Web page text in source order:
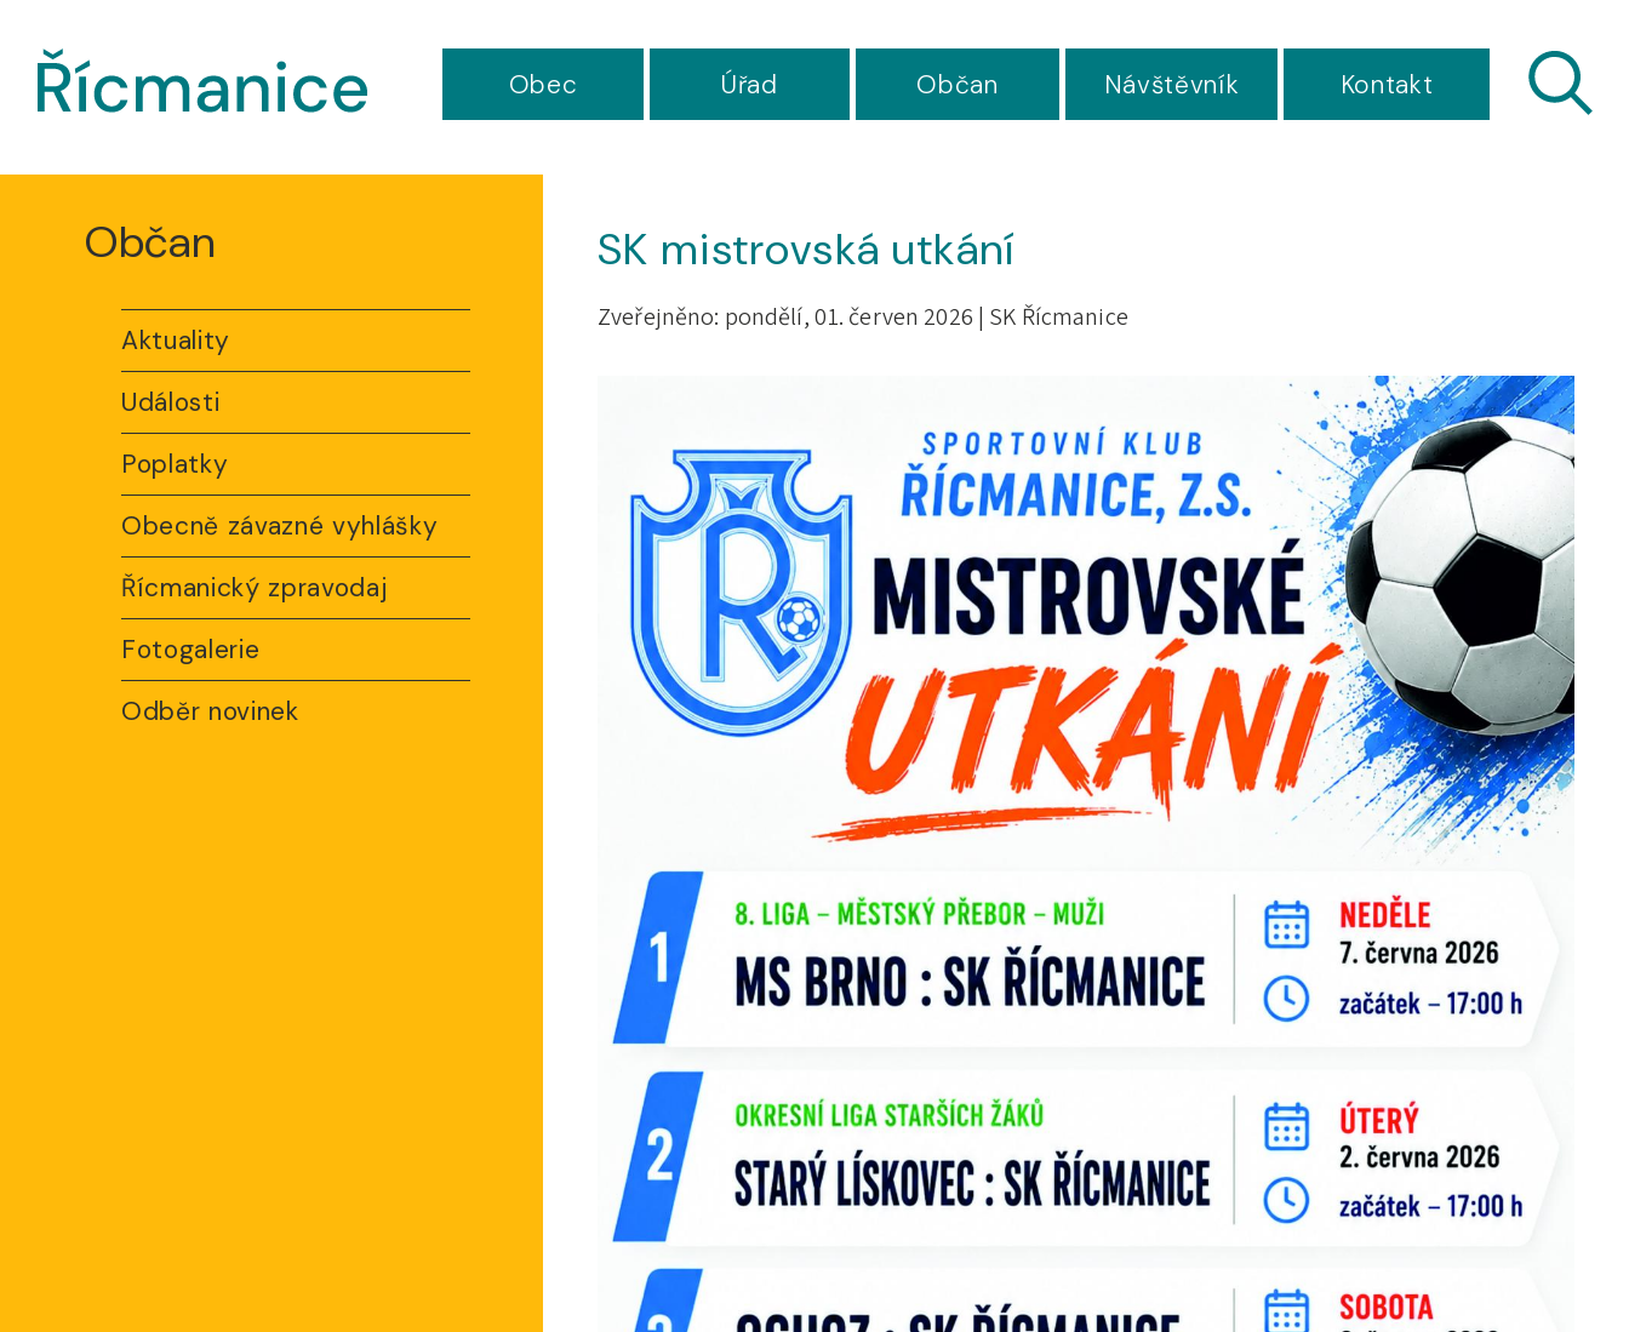
Obec Úřad Občan Návštěvník Kontakt
Občan
Aktuality
Události
Poplatky
Obecně závazné vyhlášky
Řícmanický zpravodaj
Fotogalerie
Odběr novinek
SK mistrovská utkání
Zveřejněno: pondělí, 01. červen 2026 | SK Řícmanice